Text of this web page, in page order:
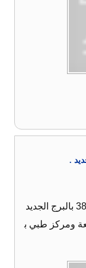
.
قطع أرض رئيسي بحري الحي الثاني رقم 382 بالبرج الجديد
ومركز طبي ب